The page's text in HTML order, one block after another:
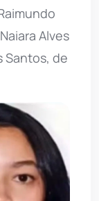
Alves
Santos, de